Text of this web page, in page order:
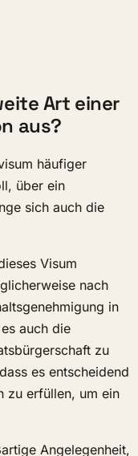
Art einer
aus?
häufiger
über ein
sich auch die
Visum
nach
in
auch die
zu
es entscheidend
zu erfüllen, um ein
Angelegenheit,